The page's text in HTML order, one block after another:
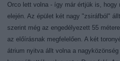
Orco lett volna - így már értjük is, hogy
elején. Az épület két nagy "zsiráfból"
szerint még az engedélyezett 55
az előírásnak megfelelően. A két
átrium nyitva állt volna a